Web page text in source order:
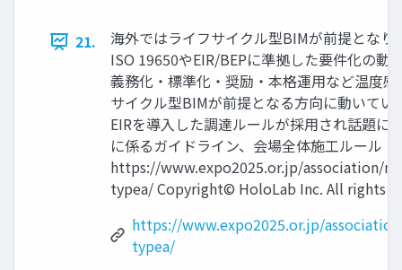
21.
海外ではライフサイクル型BIMが前提となり
ISO 19650やEIR/BEPに準拠した要件化の動
義務化・標準化・奨励・本格運用など温度
サイクル型BIMが前提となる方向に動いてい
EIRを導入した調達ルールが採用され話題に
に係るガイドライン、会場全体施工ルール
https://www.expo2025.or.jp/association/
typea/ Copyright© HoloLab Inc. All rights
https://www.expo2025.or.jp/
typea/